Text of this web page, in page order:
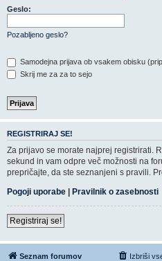
Geslo:
Pozabljeno geslo?
Samodejna prijava ob vsakem obisku
Skrij me za za to sejo
REGISTRIRAJ SE!
Za prijavo se morate najprej registrirati.
sekund in vam odpre več možnosti na
prepričajte, da ste seznanjeni s pravili.
Pogoji uporabe | Pravilnik o zasebnosti
Registriraj se!
Seznam forumov Izbriši